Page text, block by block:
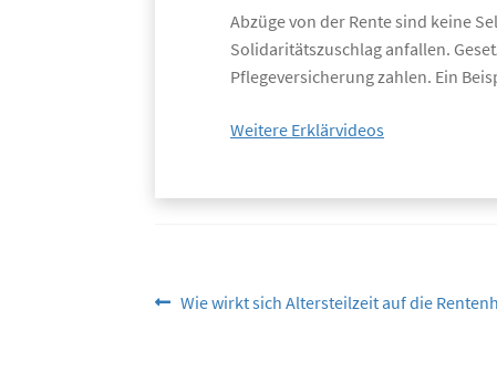
Abzüge von der Rente sind keine
Solidaritätszuschlag anfallen.
Pflegeversicherung zahlen. Ein
Weitere Erklärvideos
Beitragsnavigation
Vorheriger
Wie wirkt sich Altersteilzeit auf die